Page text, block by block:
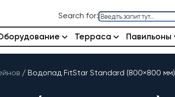
Search for:
Терраса Павильоны
/ Водопад FitStar Standard (800×800